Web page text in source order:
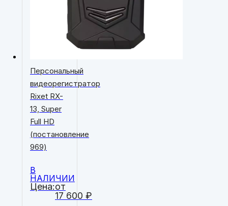
Цена:от
17 600 ₽
Персональный
видеорегистратор
Rixet RX-
13, Super
Full HD
(постановление
969)
В
НАЛИЧИИ